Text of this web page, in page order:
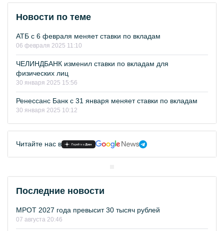
Новости по теме
АТБ с 6 февраля меняет ставки по вкладам
06 февраля 2025 11:10
ЧЕЛИНДБАНК изменил ставки по вкладам для
физических лиц
30 января 2025 15:56
Ренессанс Банк с 31 января меняет ставки по вкладам
30 января 2025 10:12
Читайте нас в
Последние новости
МРОТ 2027 года превысит 30 тысяч рублей
07 августа 20:46